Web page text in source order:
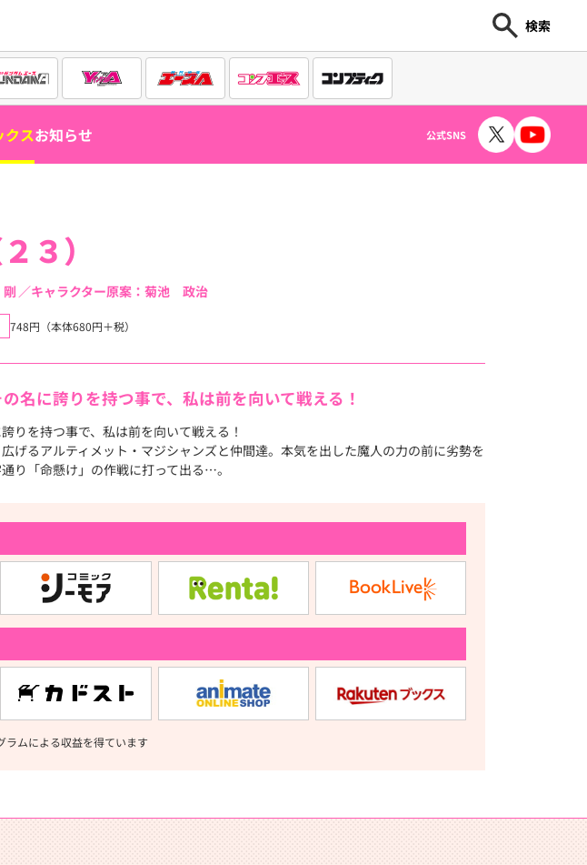
検索
クスお知らせ 公式SNS
３）
キャラクター原案：菊池 政治
748円（本体680円＋税）
名に誇りを持つ事で、私は前を向いて戦える！
りを持つ事で、私は前を向いて戦える！
げるアルティメット・マジシャンズと仲間達。本気を出した魔人の力の前に劣勢を
り「命懸け」の作戦に打って出る…。
ラムによる収益を得ています